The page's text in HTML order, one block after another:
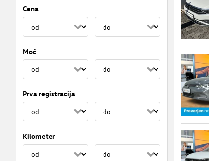
Cena
Moč
Prva registracija
Kilometer